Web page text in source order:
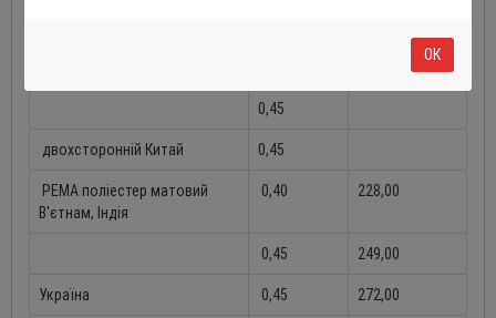
0,45
двохсторонній Китай 0,45
РЕМА поліестер матовий
В'єтнам, Індія
0,40 228,00
0,45 249,00
Україна 0,45 272,00
ОК